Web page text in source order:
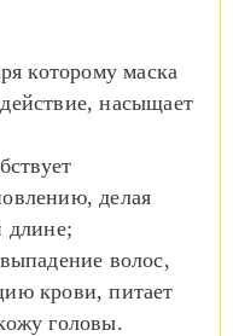
которому маска
насыщает
делая
длине;
волос,
крови, питает
головы.